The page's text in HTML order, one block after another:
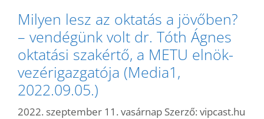
Milyen lesz az oktatás a jövőben?
– vendégünk volt dr. Tóth Ágnes
oktatási szakértő, a METU elnök-
vezérigazgatója (Media1,
2022.09.05.)
2022. szeptember 11. vasárnap Szerző: vipcast.hu